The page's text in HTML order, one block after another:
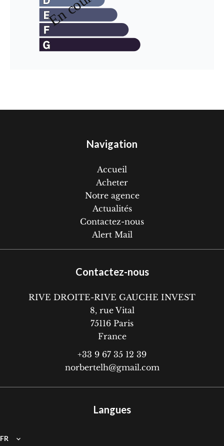
Navigation
Accueil
Acheter
Notre agence
Actualités
Contactez-nous
Alert Mail
Contactez-nous
RIVE DROITE-RIVE GAUCHE INVEST
8, rue Vital
75116 Paris
France
+33 9 67 35 12 39
norbertelh@gmail.com
Langues
FR